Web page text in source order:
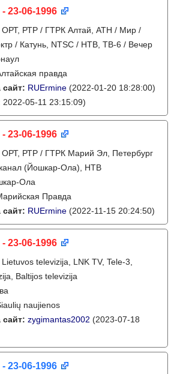
23-06-1996
ОРТ, РТР / ГТРК Алтай, АТН / Мир /
/ Катунь, NTSC / НТВ, ТВ-6 / Вечер
правда
RUErmine (2022-01-20 18:28:00)
05-11 23:15:09)
23-06-1996
ОРТ, РТР / ГТРК Марий Эл, Петербург
(Йошкар-Ола), НТВ
Ола
Правда
RUErmine (2022-11-15 20:24:50)
23-06-1996
Lietuvos televizija, LNK TV, Tele-3,
Baltijos televizija
naujienos
zygimantas2002 (2023-07-18
23-06-1996